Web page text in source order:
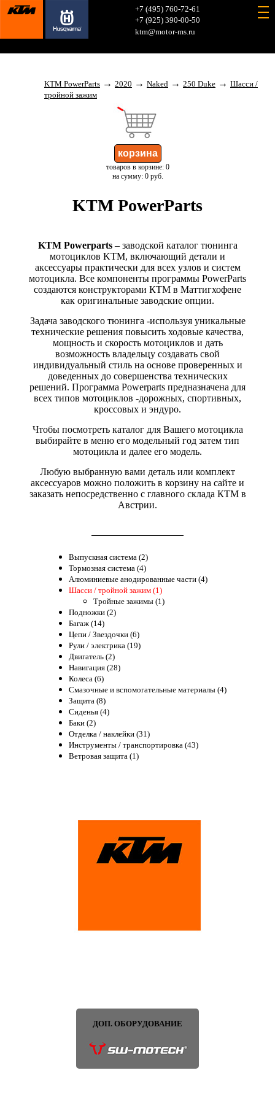
+7 (495) 760-72-61
+7 (925) 390-00-50
ktm@motor-ms.ru
KTM PowerParts → 2020 → Naked → 250 Duke → Шасси /
тройной зажим
товаров в корзине: 0
на сумму: 0 руб.
KTM PowerParts
KTM Powerparts– заводской каталог тюнинга
мотоциклов KTM, включающий детали и
аксессуары практически для всех узлов и систем
мотоцикла. Все компоненты программы PowerParts
создаются конструкторами КТМ в Маттигхофене
как оригинальные заводские опции.
Задача заводского тюнинга -используя уникальные
технические решения повысить ходовые качества,
мощность и скорость мотоциклов и дать
возможность владельцу создавать свой
индивидуальный стиль на основе проверенных и
доведенных до совершенства технических
решений. Программа Powerparts предназначена для
всех типов мотоциклов -дорожных, спортивных,
кроссовых и эндуро.
Чтобы посмотреть каталог для Вашего мотоцикла
выбирайте в меню его модельный год затем тип
мотоцикла и далее его модель.
Любую выбранную вами деталь или комплект
аксессуаров можно положить в корзину на сайте и
заказать непосредственно с главного склада КТМ в
Австрии.
Выпускная система (2)
Тормозная система (4)
Алюминиевые анодированные части (4)
Шасси / тройной зажим (1)
Тройные зажимы (1)
Подножки (2)
Багаж (14)
Цепи / Звездочки (6)
Рули / электрика (19)
Двигатель (2)
Навигация (28)
Колеса (6)
Смазочные и вспомогательные материалы (4)
Защита (8)
Сиденья (4)
Баки (2)
Отделка / наклейки (31)
Инструменты / транспортировка (43)
Ветровая защита (1)
ДОП. ОБОРУДОВАНИЕ